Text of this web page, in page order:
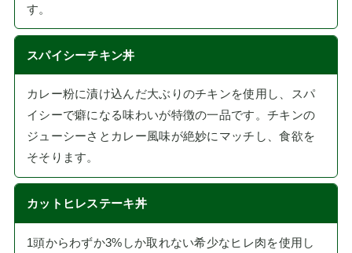
す。
スパイシーチキン丼
カレー粉に漬け込んだ大ぶりのチキンを使用し、スパ
イシーで癖になる味わいが特徴の一品です。チキンの
ジューシーさとカレー風味が絶妙にマッチし、食欲を
そそります。
カットヒレステーキ丼
1頭からわずか3%しか取れない希少なヒレ肉を使用し